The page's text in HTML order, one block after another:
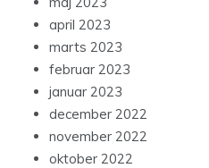
april 2023
marts 2023
februar 2023
januar 2023
december 2022
november 2022
oktober 2022